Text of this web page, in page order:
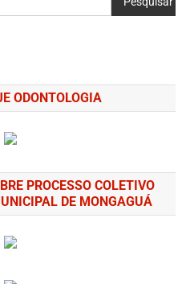
ODONTOLOGIA
PROCESSO COLETIVO
DE MONGAGUÁ